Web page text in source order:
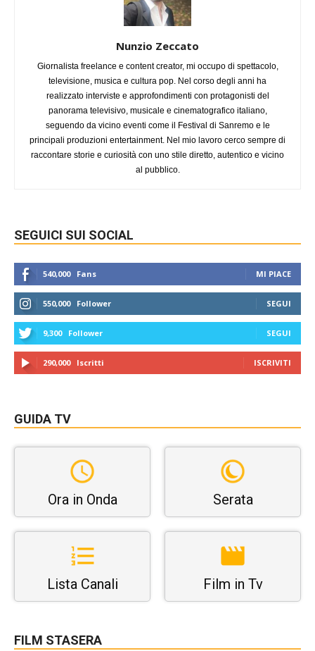
Nunzio Zeccato
Giornalista freelance e content creator, mi occupo di spettacolo,
televisione, musica e cultura pop. Nel corso degli anni ha
realizzato interviste e approfondimenti con protagonisti del
panorama televisivo, musicale e cinematografico italiano,
seguendo da vicino eventi come il Festival di Sanremo e le
principali produzioni entertainment. Nel mio lavoro cerco sempre di
raccontare storie e curiosità con uno stile diretto, autentico e vicino
al pubblico.
SEGUICI SUI SOCIAL
540,000 Fans MI PIACE
550,000 Follower SEGUI
9,300 Follower SEGUI
290,000 Iscritti ISCRIVITI
GUIDA TV
Ora in Onda Serata
Lista Canali Film in Tv
FILM STASERA